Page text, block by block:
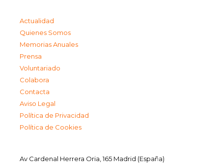
Actualidad
Quienes Somos
Memorias Anuales
Prensa
Voluntariado
Colabora
Contacta
Aviso Legal
Política de Privacidad
Política de Cookies
Av Cardenal Herrera Oria, 165 Madrid (España)